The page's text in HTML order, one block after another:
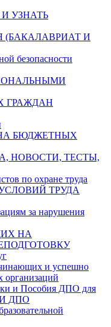
УЗНАТЬ
(БАКАЛАВРИАТ И
безопасности
ГРАЖДАН
БЮДЖЕТНЫХ
НОВОСТИ, ТЕСТЫ,
по охране труда
ТРУДА
за нарушения
НА
и успешно
организаций
и Пособия ДПО для
ДПО